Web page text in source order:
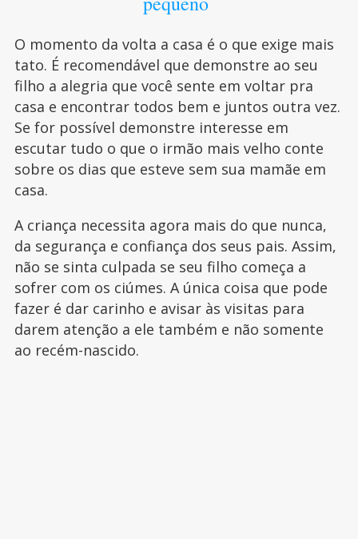
O momento da volta a casa é o que exige mais
tato. É recomendável que demonstre ao seu
filho a alegria que você sente em voltar pra
casa e encontrar todos bem e juntos outra vez.
Se for possível demonstre interesse em
escutar tudo o que o irmão mais velho conte
sobre os dias que esteve sem sua mamãe em
casa.
A criança necessita agora mais do que nunca,
da segurança e confiança dos seus pais. Assim,
não se sinta culpada se seu filho começa a
sofrer com os ciúmes. A única coisa que pode
fazer é dar carinho e avisar às visitas para
darem atenção a ele também e não somente
ao recém-nascido.